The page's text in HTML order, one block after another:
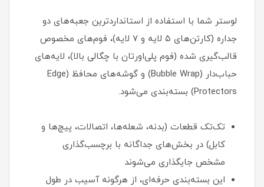
لوستر شما با استفاده از استانداردترین جعبه‌های دو
جداره (کارتن‌های ۵ لایه و ۷ لایه)، فوم‌های مخصوص
قالب‌گیری شده (فوم پلی‌اورتان با چگالی بالا)، لایه‌های
حباب‌دار (Bubble Wrap) و گوشه‌های محافظ (Edge
Protectors) بسته‌بندی می‌شود.
تک‌تک قطعات (بدنه، شعله‌ها، اتصالات، پیچ‌ها و
کابل) در بخش‌های جداگانه با برچسب‌گذاری
مشخص جایگذاری می‌شوند
این بسته‌بندی حرفه‌ای، از هرگونه آسیب در طول